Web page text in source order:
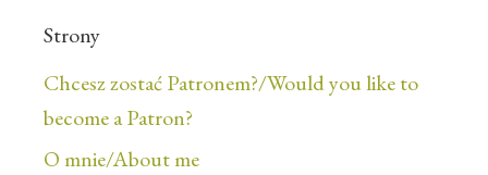
Strony
Chcesz zostać Patronem?/Would you like to
become a Patron?
O mnie/About me